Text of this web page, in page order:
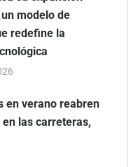
modelo de
redefine la
en verano reabren
las carreteras,